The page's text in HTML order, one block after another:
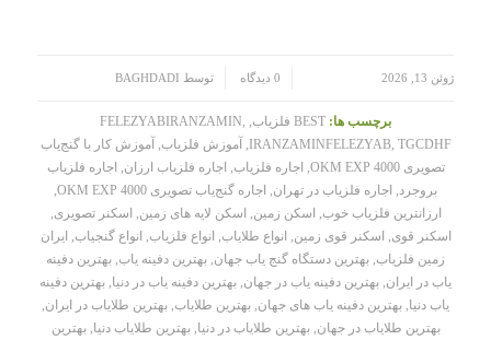
ژوئن 13, 2026 0 دیدگاه توسط BAGHDADI
برچسب ها: BEST فلزیاب ,
FELEZYABIRANZAMIN,
IRANZAMINFELEZYAB, TGCDHF
, آموزش فلزیاب, آموزش کار با گنج‌یاب
تصویری OKM EXP 4000
, اجاره فلزیاب, اجاره فلزیاب ارزان, اجاره فلزیاب
بروجرد, اجاره فلزیاب در تهران, اجاره گنج‌یاب تصویری OKM EXP 4000
,
ارزانترین فلزیاب خوب, اسکن زمین, اسکن لایه های زمین, اسکنر تصویری,
اسکنر قوی, اسکنر قوی زمین, انواع طلایاب, انواع فلزیاب, انواع گنجیاب, ایران
زمین فلزیاب, بهترین دستگاه گنج یاب جهان, بهترین دفینه یاب, بهترین دفینه
یاب در ایران, بهترین دفینه یاب در جهان, بهترین دفینه یاب در دنیا, بهترین دفینه
یاب دنیا, بهترین دفینه یاب های جهان, بهترین طلایاب, بهترین طلایاب در ایران,
بهترین طلایاب در جهان,بهترین طلایاب در دنیا,بهترین طلایاب دنیا,بهترین